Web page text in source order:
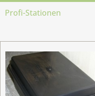
Profi-Stationen